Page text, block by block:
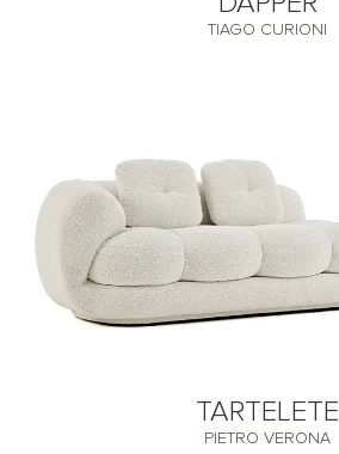
TIAGO CURIONI
TARTELETE
PIETRO VERONA